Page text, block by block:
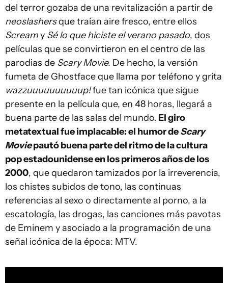
del terror gozaba de una revitalización a partir de
neoslashersque traían aire fresco, entre ellos
Screamy Sé lo que hiciste el verano pasado, dos
películas que se convirtieron en el centro de las
parodias de Scary Movie. De hecho, la versión
fumeta de Ghostface que llama por teléfono y grita
wazzuuuuuuuuuup!fue tan icónica que sigue
presente en la película que, en 48 horas, llegará a
buena parte de las salas del mundo. El giro
metatextual fue implacable: el humor deScary
Moviepautó buena parte del ritmo de la cultura
pop estadounidense en los primeros años de los
2000, que quedaron tamizados por la irreverencia,
los chistes subidos de tono, las continuas
referencias al sexo o directamente al porno, a la
escatología, las drogas, las canciones más pavotas
de Eminem y asociado a la programación de una
señal icónica de la época: MTV.